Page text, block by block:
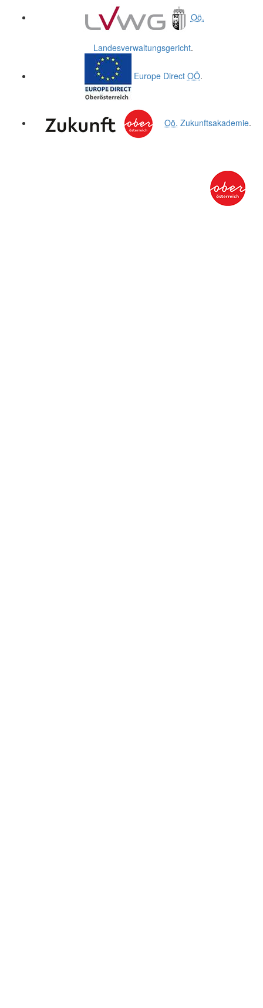
Oö.
Landesverwaltungsgericht.
Europe Direct OÖ.
Oö. Zukunftsakademie.